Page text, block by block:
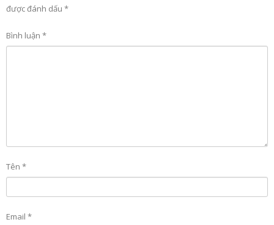
được đánh dấu *
Bình luận *
Tên *
Email *